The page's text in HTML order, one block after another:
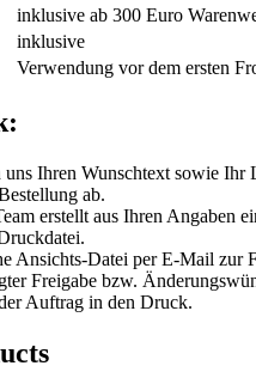
inklusive ab 300 Euro
inklusive
Verwendung vor dem ersten
uns Ihren Wunschtext sowie Ihr
ab.
erstellt aus Ihren Angaben
Ansichts-Datei per E-Mail zur
Freigabe bzw.
Auftrag in den Druck.